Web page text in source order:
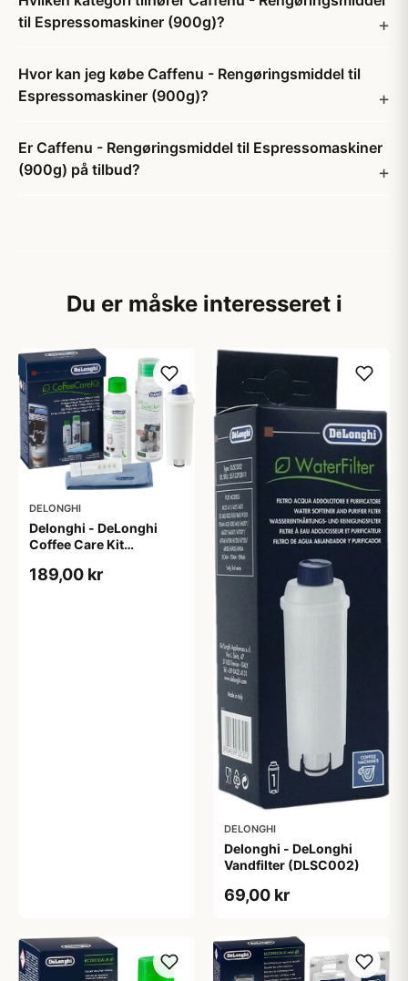
til Espressomaskiner (900g)?
Hvor kan jeg købe Caffenu - Rengøringsmiddel til
Espressomaskiner (900g)?
Er Caffenu - Rengøringsmiddel til Espressomaskiner
(900g) på tilbud?
Du er måske interesseret i
DELONGHI
Delonghi - DeLonghi
Coffee Care Kit
189,00 kr
DELONGHI
Delonghi - DeLonghi
Vandfilter (DLSC002)
69,00 kr